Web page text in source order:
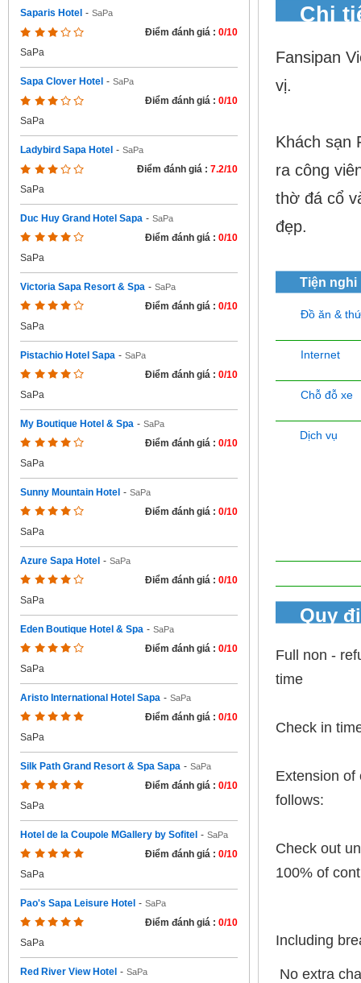
Saparis Hotel - SaPa
Điểm đánh giá : 0/10
SaPa
Sapa Clover Hotel - SaPa
Điểm đánh giá : 0/10
SaPa
Ladybird Sapa Hotel - SaPa
Điểm đánh giá : 7.2/10
SaPa
Duc Huy Grand Hotel Sapa - SaPa
Điểm đánh giá : 0/10
SaPa
Victoria Sapa Resort & Spa - SaPa
Điểm đánh giá : 0/10
SaPa
Pistachio Hotel Sapa - SaPa
Điểm đánh giá : 0/10
SaPa
My Boutique Hotel & Spa - SaPa
Điểm đánh giá : 0/10
SaPa
Sunny Mountain Hotel - SaPa
Điểm đánh giá : 0/10
SaPa
Azure Sapa Hotel - SaPa
Điểm đánh giá : 0/10
SaPa
Eden Boutique Hotel & Spa - SaPa
Điểm đánh giá : 0/10
SaPa
Aristo International Hotel Sapa - SaPa
Điểm đánh giá : 0/10
SaPa
Silk Path Grand Resort & Spa Sapa - SaPa
Điểm đánh giá : 0/10
SaPa
Hotel de la Coupole MGallery by Sofitel - SaPa
Điểm đánh giá : 0/10
SaPa
Pao's Sapa Leisure Hotel - SaPa
Điểm đánh giá : 0/10
SaPa
Red River View Hotel - SaPa
Chi
Fansipan
vị.
Khách sạn
ra công
thờ đá cổ
đẹp.
Tiện nghi
Đồ ăn &
Internet
Chỗ đỗ xe
Dịch vụ
Quy
Full non -
time
Check in
Extension of
follows:
Check out
100% of
Including
No extra